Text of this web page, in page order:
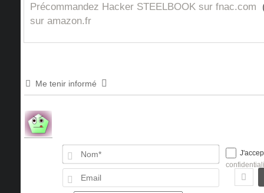
Précommandez Hacker STEELBOOK sur fnac.com
sur amazon.fr
Me tenir informé
Nom*